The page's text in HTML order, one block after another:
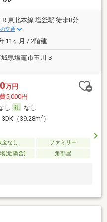
Ｒ東北本線 塩釜駅 徒歩8分
交通
11ヶ月 / 2階建
城県塩竈市玉川３
万円
5,000円
し
なし
3DK（39.28m2）
金なし
ファミリー
(近隣含) 角部屋